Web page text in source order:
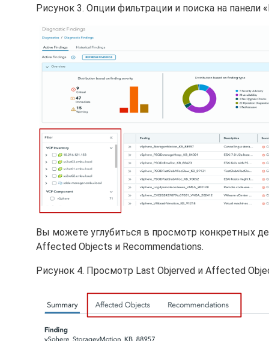
Рисунок 3. Опции фильтрации и поиска на панели
Вы можете углубиться в просмотр конкретных
Affected Objects и Recommendations.
Рисунок 4. Просмотр Last Objerved и Affected